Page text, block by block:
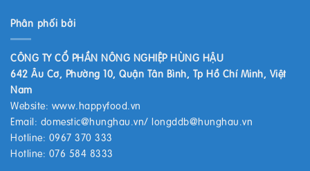
Phân phối bởi
CÔNG TY CỔ PHẦN NÔNG NGHIỆP HÙNG HẬU
642 Âu Cơ, Phường 10, Quận Tân Bình, Tp Hồ Chí Minh, Việt
Nam
Website: www.happyfood.vn
Email: domestic@hunghau.vn/ longddb@hunghau.vn
Hotline: 0967 370 333
Hotline: 076 584 8333